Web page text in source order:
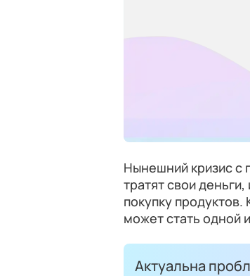
Нынешний кризис с
тратят свои
покупку
может стать одной
Актуальна